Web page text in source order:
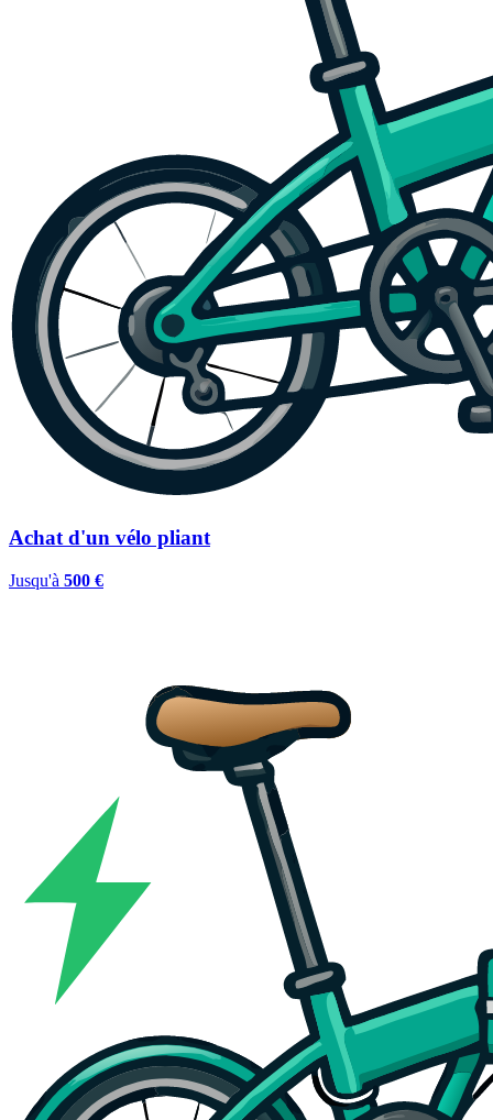
Achat d'un vélo pliant
Jusqu'à 500 €